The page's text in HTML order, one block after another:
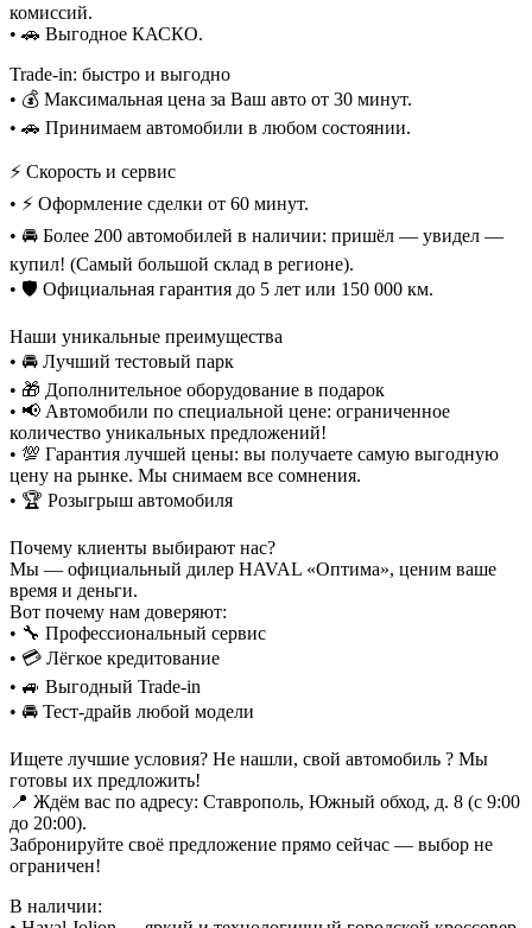
комиссий.
• 🚗 Выгодное КАСКО.
Trade-in: быстро и выгодно
• 💰 Максимальная цена за Ваш авто от 30 минут.
• 🚗 Принимаем автомобили в любом состоянии.
⚡ Скорость и сервис
• ⚡ Оформление сделки от 60 минут.
• 🚘 Более 200 автомобилей в наличии: пришёл — увидел —
купил! (Самый большой склад в регионе).
• 🛡️ Официальная гарантия до 5 лет или 150 000 км.
Наши уникальные преимущества
• 🚘 Лучший тестовый парк
• 🎁 Дополнительное оборудование в подарок
• 📢 Автомобили по специальной цене: ограниченное
количество уникальных предложений!
• 💯 Гарантия лучшей цены: вы получаете самую выгодную
цену на рынке. Мы снимаем все сомнения.
• 🏆 Розыгрыш автомобиля
Почему клиенты выбирают нас?
Мы — официальный дилер HAVAL «Оптима», ценим ваше
время и деньги.
Вот почему нам доверяют:
• 🔧 Профессиональный сервис
• 💳 Лёгкое кредитование
• 🚙 Выгодный Trade-in
• 🚘 Тест-драйв любой модели
Ищете лучшие условия? Не нашли, свой автомобиль ? Мы
готовы их предложить!
📍 Ждём вас по адресу: Ставрополь, Южный обход, д. 8 (с 9:00
до 20:00).
Забронируйте своё предложение прямо сейчас — выбор не
ограничен!
В наличии: